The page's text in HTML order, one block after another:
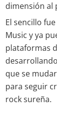
dimensión al
El sencillo
Music y ya
plataformas
que se
para seguir
rock sureña.